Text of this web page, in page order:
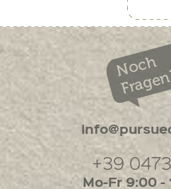
Noch
+39 0473
Mo-Fr 9:00 -